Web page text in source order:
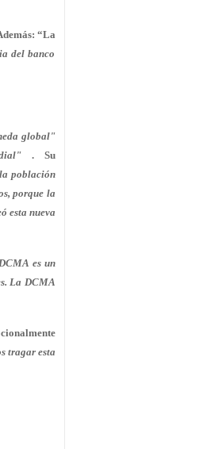
“La
del banco
global"
. Su
población
porque la
esta nueva
es un
La DCMA
tragar esta